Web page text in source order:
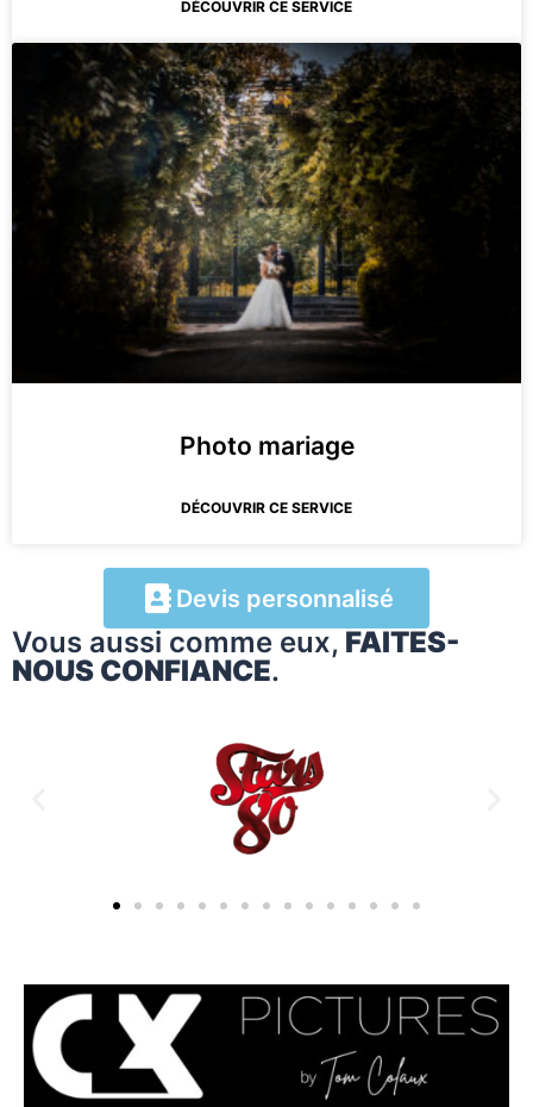
DÉCOUVRIR CE SERVICE
Photo mariage
DÉCOUVRIR CE SERVICE
Devis personnalisé
Vous aussi comme eux, FAITES-
NOUS CONFIANCE.